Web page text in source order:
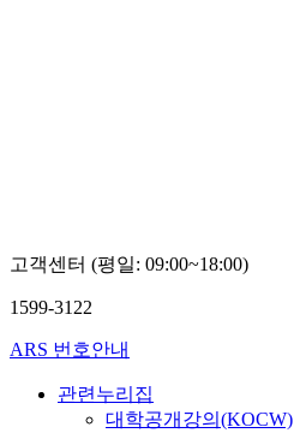
고객센터 (평일: 09:00~18:00)
1599-3122
ARS 번호안내
관련누리집
대학공개강의(KOCW)